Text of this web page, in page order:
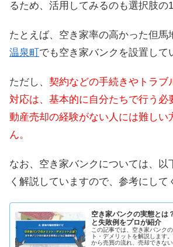
るため、活用してみるのも選択肢の1
たとえば、空き家率の高かった但馬
温泉町でも空き家バンクを設置して
ただし、 契約などの手続きやトラブ
対応は、基本的に自分たちで行う必
動産売却の経験がない人には難しい
ん。
なお、空き家バンクについては、以
く解説していますので、参考にして
空き家バンクの実態とは
と失敗例をプロが紹介
この記事では、空き家バンク
ト・デメリットを解説します
から売買の流れ、売却できな